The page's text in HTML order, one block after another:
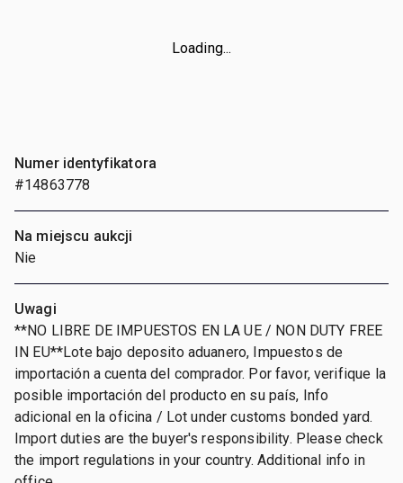
Loading...
Numer identyfikatora
#14863778
Na miejscu aukcji
Nie
Uwagi
**NO LIBRE DE IMPUESTOS EN LA UE / NON DUTY FREE
IN EU**Lote bajo deposito aduanero, Impuestos de
importación a cuenta del comprador. Por favor, verifique la
posible importación del producto en su país, Info
adicional en la oficina / Lot under customs bonded yard.
Import duties are the buyer's responsibility. Please check
the import regulations in your country. Additional info in